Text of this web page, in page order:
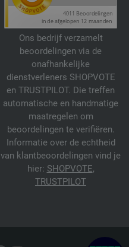
Ons bedrijf verzamelt
beoordelingen via de
onafhankelijke
dienstverleners SHOPVOTE
en TRUSTPILOT. Die treffen
automatische en handmatige
maatregelen om
beoordelingen te verifiëren.
Informatie over de echtheid
van klantbeoordelingen vind je
hier: SHOPVOTE,
TRUSTPILOT